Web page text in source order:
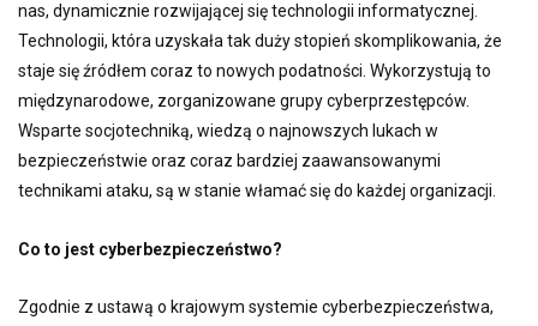
nas, dynamicznie rozwijającej się technologii informatycznej.
Technologii, która uzyskała tak duży stopień skomplikowania, że
staje się źródłem coraz to nowych podatności. Wykorzystują to
międzynarodowe, zorganizowane grupy cyberprzestępców.
Wsparte socjotechniką, wiedzą o najnowszych lukach w
bezpieczeństwie oraz coraz bardziej zaawansowanymi
technikami ataku, są w stanie włamać się do każdej organizacji.
Co to jest cyberbezpieczeństwo?
Zgodnie z ustawą o krajowym systemie cyberbezpieczeństwa,